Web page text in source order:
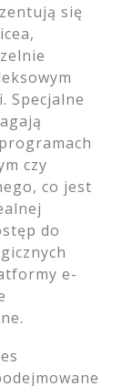
się
Specjalne
czy
co jest
do
e-